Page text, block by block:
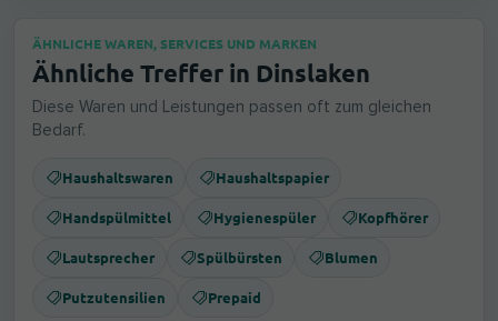
ÄHNLICHE WAREN, SERVICES UND MARKEN
Ähnliche Treffer in Dinslaken
Diese Waren und Leistungen passen oft zum gleichen
Bedarf.
Haushaltswaren Haushaltspapier
Handspülmittel Hygienespüler Kopfhörer
Lautsprecher Spülbürsten Blumen
Putzutensilien Prepaid